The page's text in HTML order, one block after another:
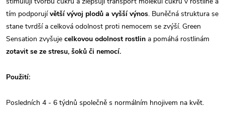
tím podporujívětší vývoj plodů a vyšší výnos. Buněčná struktura se
stane tvrdší a celková odolnost proti nemocem se zvýší. Green
Sensation zvyšuje celkovou odolnost rostlin a pomáhá rostlinám
zotavit se ze stresu, šoků či nemocí.
Použití:
Posledních 4 - 6 týdnů společně s normálním hnojivem na květ.